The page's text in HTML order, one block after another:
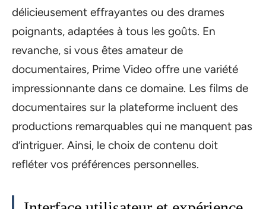
délicieusement effrayantes ou des drames
poignants, adaptées à tous les goûts. En
revanche, si vous êtes amateur de
documentaires, Prime Video offre une variété
impressionnante dans ce domaine. Les films de
documentaires sur la plateforme incluent des
productions remarquables qui ne manquent pas
d’intriguer. Ainsi, le choix de contenu doit
refléter vos préférences personnelles.